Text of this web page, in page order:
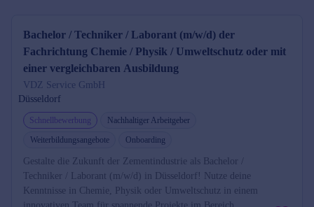
Bachelor / Techniker / Laborant (m/w/d) der
Fachrichtung Chemie / Physik / Umweltschutz oder mit
einer vergleichbaren Ausbildung
VDZ Service GmbH
Düsseldorf
Schnellbewerbung
Nachhaltiger Arbeitgeber
Weiterbildungsangebote
Onboarding
Gestalte die Zukunft der Zementindustrie als Bachelor /
Techniker / Laborant (m/w/d) in Düsseldorf! Nutze deine
Kenntnisse in Chemie, Physik oder Umweltschutz in einem